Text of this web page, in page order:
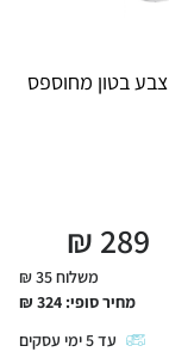
קסדה 3/4 מדגם OF616 NEW AIRFLOW II צבע בטון מחוספס
289
₪
משלוח 35 ₪
מחיר סופי: 324
₪
עד5ימי עסקים